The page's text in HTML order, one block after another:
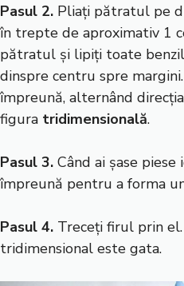
Pasul 2. Pliați pătratul pe
în trepte de aproximativ 1
pătratul și lipiți toate
dinspre centru spre
împreună, alternând
figura tridimensională.
Pasul 3. Când ai șase
împreună pentru a forma
Pasul 4. Treceți firul prin el.
tridimensional este gata.